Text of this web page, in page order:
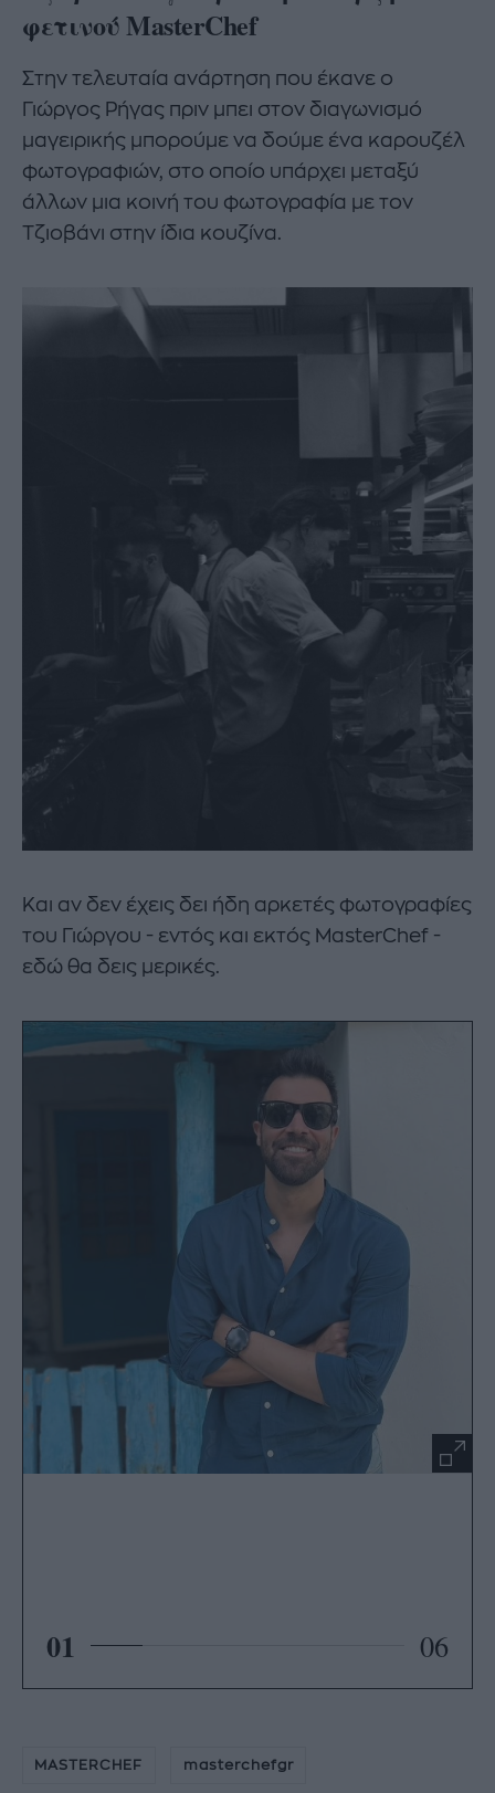
φετινού MasterChef
Στην τελευταία ανάρτηση που έκανε ο
Γιώργος Ρήγας πριν μπει στον διαγωνισμό
μαγειρικής μπορούμε να δούμε ένα καρουζέλ
φωτογραφιών, στο οποίο υπάρχει μεταξύ
άλλων μια κοινή του φωτογραφία με τον
Τζιοβάνι στην ίδια κουζίνα.
Και αν δεν έχεις δει ήδη αρκετές φωτογραφίες
του Γιώργου - εντός και εκτός MasterChef -
εδώ θα δεις μερικές.
01 06
MASTERCHEF masterchefgr